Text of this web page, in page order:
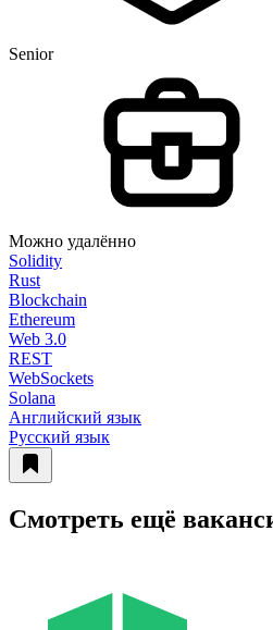
Senior
Можно удалённо
Solidity
Rust
Blockchain
Ethereum
Web 3.0
REST
WebSockets
Solana
Английский язык
Русский язык
Смотреть ещё